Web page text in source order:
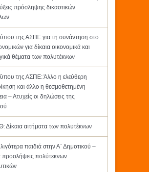
πρόσληψης δικαστικών
της ΑΣΠΕ για τη συνάντηση στο
για δίκαια οικονομικά και
θέματα των πολυτέκνων
της ΑΣΠΕ: Άλλο η ελεύθερη
και άλλο η θεσμοθετημένη
– Ατυχείς οι δηλώσεις της
Δίκαια αιτήματα των πολυτέκνων
παιδιά στην Α΄ Δημοτικού –
προσλήψεις πολύτεκνων